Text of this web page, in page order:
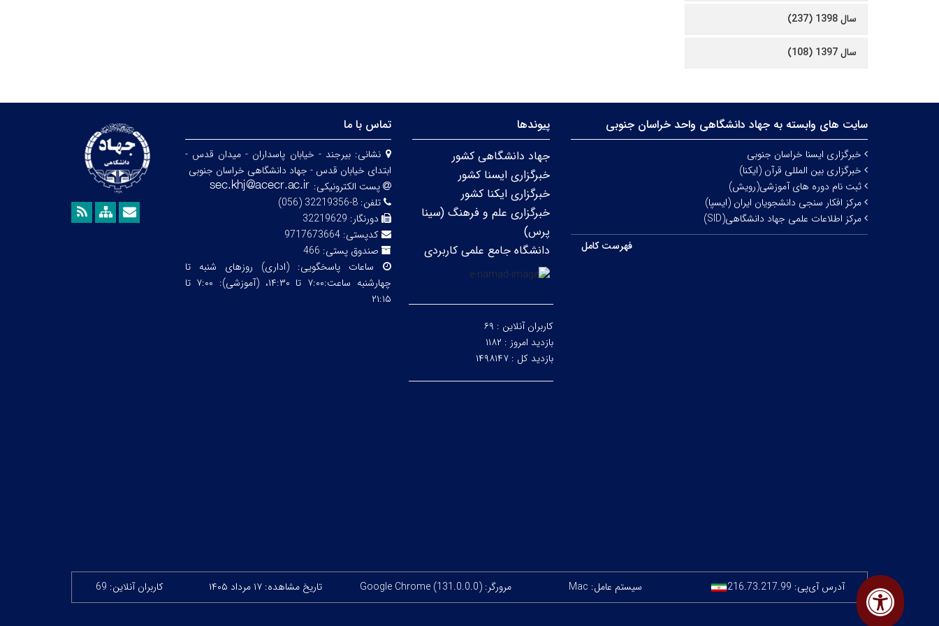
سال 1398 (237)
سال 1397 (108)
سایت های وابسته به جهاد دانشگاهی واحد خراسان جنوبی
خبرگزاری ایسنا خراسان جنوبی
خبرگزاری بین المللی قرآن (ایکنا)
ثبت نام دوره های آموزشی(رویش)
مرکز افکار سنجی دانشجویان ایران (ایسپا)
مرکز اطلاعات علمی جهاد دانشگاهی(SID)
فهرست کامل
پیوندها
جهاد دانشگاهی کشور
خبرگزاری ایسنا کشور
خبرگزاری ایکنا کشور
خبرگزاری علم و فرهنگ (سینا
پرس)
دانشگاه جامع علمی کاربردی
کاربران آنلاین : ۶۹
بازدید امروز : ۱۱۸۲
بازدید کل : ۱۴۹۸۱۴۷
تماس با ما
نشانی: بیرجند - خیابان پاسداران - میدان قدس -
ابتدای خیابان قدس - جهاد دانشگاهی خراسان جنوبی
پست الکترونیکی:
تلفن:8-32219356 (056)
دورنگار: 32219629
کدپستی:9717673664
صندوق پستی: 466
ساعات پاسخگویی: (اداری) روزهای شنبه تا
چهارشنبه ساعت:۷:۰۰ تا ۱۴:۳۰، (آموزشی): ۷:۰۰ تا
۲۱:۱۵
آدرس آی‌پی: 216.73.217.99 سیستم عامل: Mac مرورگر: Google Chrome (131.0.0.0) تاریخ مشاهده: ۱۷ مرداد ۱۴۰۵ کاربران آنلاین: 69